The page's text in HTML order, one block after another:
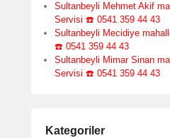
Sultanbeyli Mehmet Akif
Servisi ☎️ 0541 359 44 43
Sultanbeyli Mecidiye
☎️ 0541 359 44 43
Sultanbeyli Mimar Sinan
Servisi ☎️ 0541 359 44 43
Kategoriler